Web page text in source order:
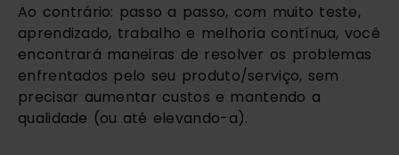
Ao contrário: passo a passo, com muito teste,
aprendizado, trabalho e melhoria contínua, você
encontrará maneiras de resolver os problemas
enfrentados pelo seu produto/serviço, sem
precisar aumentar custos e mantendo a
qualidade (ou até elevando-a).